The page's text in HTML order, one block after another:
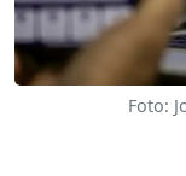
Foto: